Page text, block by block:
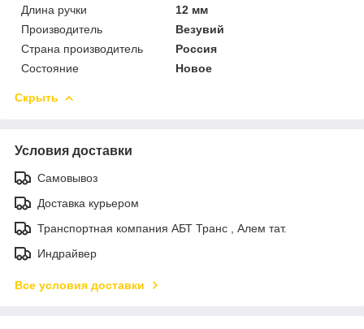
Длина ручки
12 мм
Производитель
Везувий
Страна производитель
Россия
Состояние
Новое
Скрыть
Условия доставки
Самовывоз
Доставка курьером
Транспортная компания АБТ Транс , Алем тат.
Индрайвер
Все условия доставки